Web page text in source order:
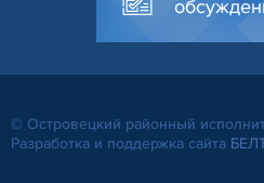
© Островецкий районный
Разработка и поддержка сайта